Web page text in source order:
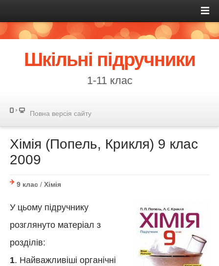
Шкільні підручники
1-11 клас
Повна версія сайту
Хімія (Попель, Крикля) 9 клас
2009
9 клас / Хімія
У цьому підручнику
розглянуто матеріал з
розділів:
1. Найважливіші органічні